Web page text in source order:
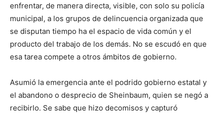
enfrentar, de manera directa, visible, con solo su policía
municipal, a los grupos de delincuencia organizada que
se disputan tiempo ha el espacio de vida común y el
producto del trabajo de los demás. No se escudó en que
esa tarea compete a otros ámbitos de gobierno.
Asumió la emergencia ante el podrido gobierno estatal y
el abandono o desprecio de Sheinbaum, quien se negó a
recibirlo. Se sabe que hizo decomisos y capturó